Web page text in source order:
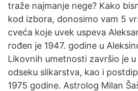
traže najmanje nege? Kako
kod izbora, donosimo vam 5
cveća koje uvek uspeva
rođen je 1947. godine u
Likovnih umetnosti završio je
odseku slikarstva, kao i
1975 godine. Astrolog Milan